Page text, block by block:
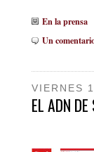
En la prensa
Un
VIERNES
EL ADN